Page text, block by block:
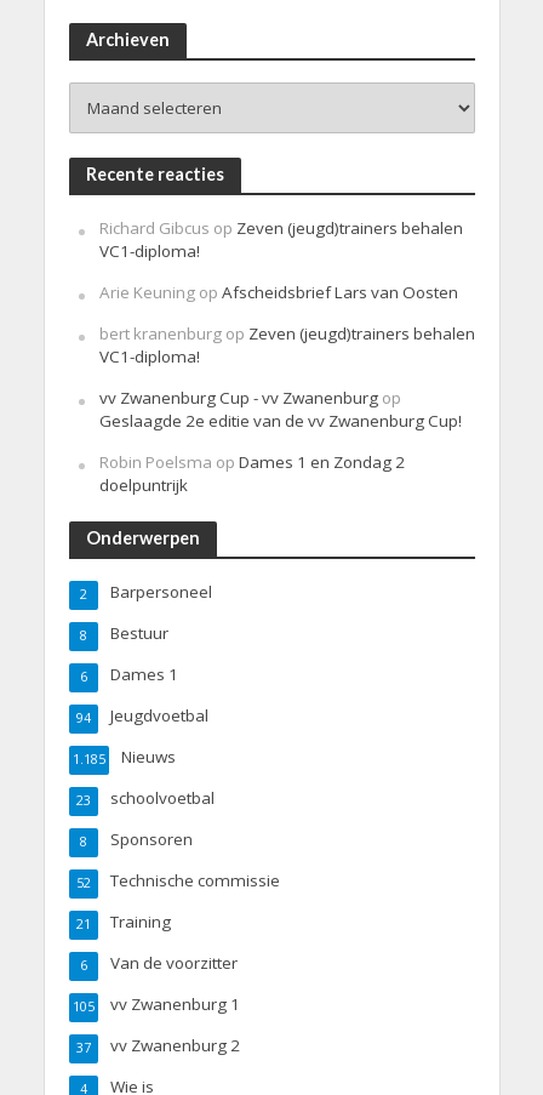
Archieven
Recente reacties
Richard Gibcus op Zeven (jeugd)trainers behalen
VC1-diploma!
Arie Keuningop Afscheidsbrief Lars van Oosten
bert kranenburgop Zeven (jeugd)trainers behalen
VC1-diploma!
vv Zwanenburg Cup - vv Zwanenburgop
Geslaagde 2e editie van de vv Zwanenburg Cup!
Robin Poelsma op Dames 1 en Zondag 2
doelpuntrijk
Onderwerpen
Barpersoneel
2
Bestuur
8
Dames 1
6
Jeugdvoetbal
94
Nieuws
1.185
schoolvoetbal
23
Sponsoren
8
Technische commissie
52
Training
21
Van de voorzitter
6
vv Zwanenburg 1
105
vv Zwanenburg 2
37
Wie is
4